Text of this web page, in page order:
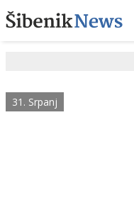
31. Srpanj